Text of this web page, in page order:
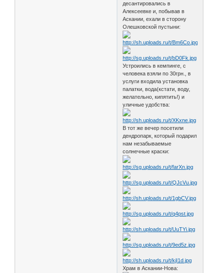
десантировались в
Алексеевке и, побывав в
Аскании, ехали в сторону
Олешковской пустыни:
Устроились в кемпинге, с
человека взяли по 30грн., в
услуги входила установка
палатки, вода(кстати, воду,
желательно, кипятить!) и
уличные удобства:
В тот же вечер посетили
дендропарк, который подарил
нам незабываемые
солнечные краски:
Храм в Аскании-Нова: